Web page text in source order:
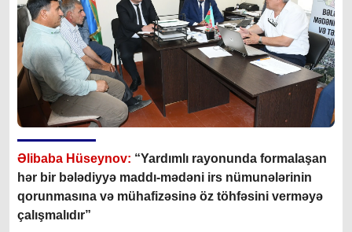
Əlibaba Hüseynov: “Yardımlı rayonunda formalaşan
hər bir bələdiyyə maddı-mədəni irs nümunələrinin
qorunmasına və mühafizəsinə öz töhfəsini verməyə
çalışmalıdır”